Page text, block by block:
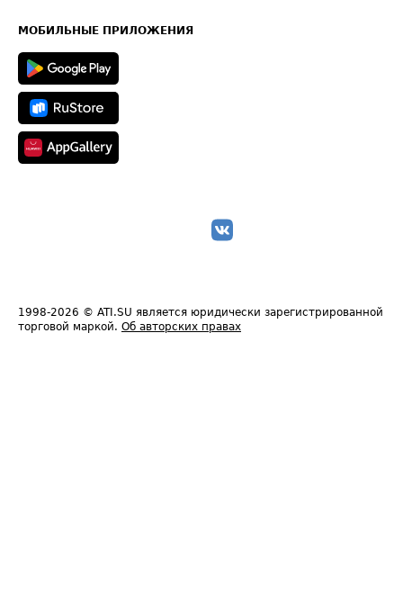
Техническая информация
МОБИЛЬНЫЕ ПРИЛОЖЕНИЯ
1998-2026 © ATI.SU является юридически зарегистрированной
торговой маркой. Об авторских правах